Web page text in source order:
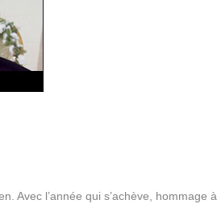
Avec l’année qui s’achève, hommage